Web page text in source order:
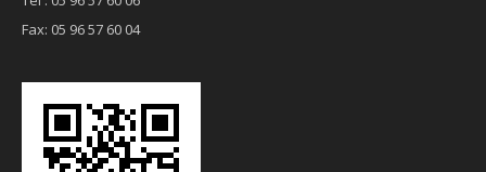
Fax: 05 96 57 60 04